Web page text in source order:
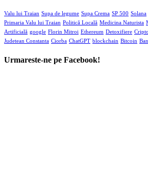
Valu lui Traian Supa de legume Supa Crema SP 500 Solana
Primaria Valu lui Traian Politică Locală Medicina Naturista
Artificială google Florin Mitroi Ethereum Detoxifiere
Judetean Constanta Ciorba ChatGPT blockchain Bitcoin
Urmareste-ne pe Facebook!